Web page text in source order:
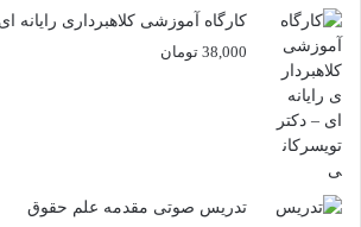
کارگاه آموزشی کلاهبرداری رایانه
38,000 تومان
تدریس صوتی مقدمه علم حقوق